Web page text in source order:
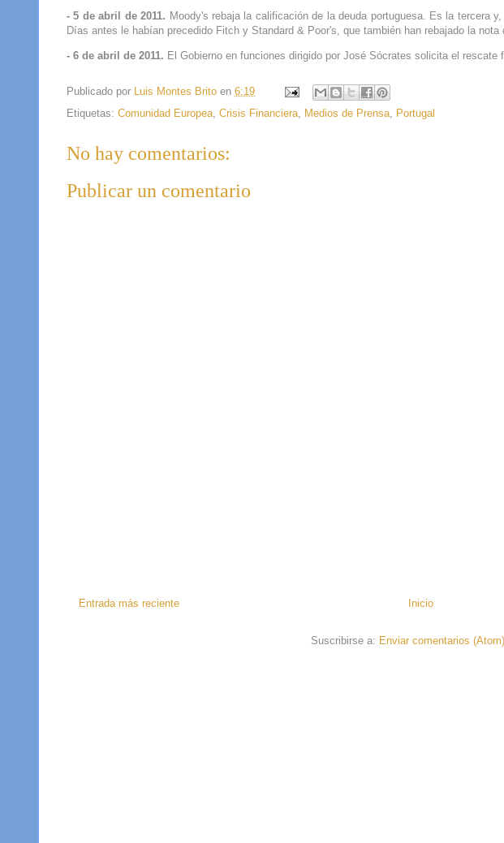
- 5 de abril de 2011. Moody's rebaja la calificación de la deuda portuguesa. Es la tercera
Días antes le habían precedido Fitch y Standard & Poor's, que también han rebajado la nota
- 6 de abril de 2011. El Gobierno en funciones dirigido por José Sócrates solicita el rescate
Publicado por Luis Montes Brito en 6:19
Etiquetas: Comunidad Europea Crisis Financiera Medios de Prensa Portugal
No hay comentarios:
Publicar un comentario
Entrada más reciente Inicio
Suscribirse a: Enviar comentarios (Atom)